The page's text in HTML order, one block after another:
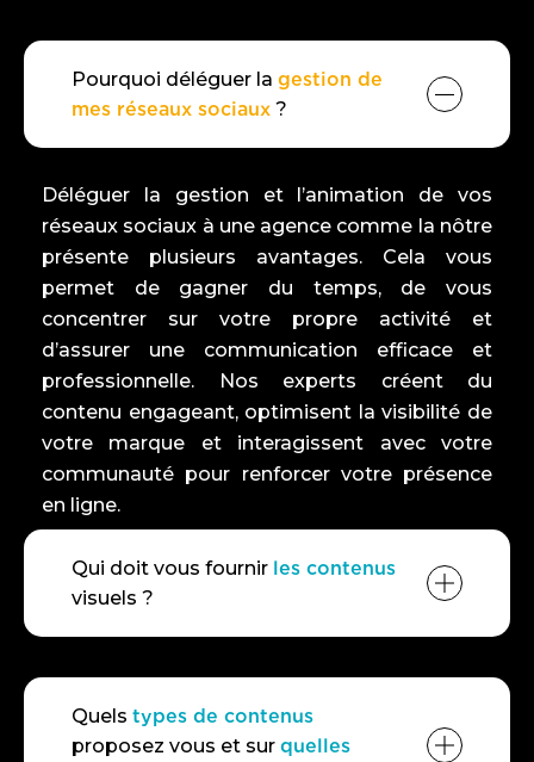
Pourquoi déléguer la gestion de
mes réseaux sociaux ?
Déléguer la gestion et l’animation de vos
réseaux sociaux à une agence comme la nôtre
présente plusieurs avantages. Cela vous
permet de gagner du temps, de vous
concentrer sur votre propre activité et
d’assurer une communication efficace et
professionnelle. Nos experts créent du
contenu engageant, optimisent la visibilité de
votre marque et interagissent avec votre
communauté pour renforcer votre présence
en ligne.
Qui doit vous fournir les contenus
visuels ?
Quels types de contenus
proposez vous et sur quelles